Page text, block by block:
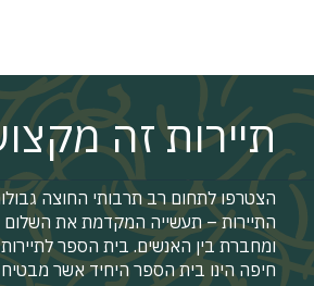
תיירות זה
הצטרפו לתחום רב תרבותי החוצה
התיירות – תעשייה המקדמת את השלום
ומחברת בין האנשים. בית הספר לתיירות
חיפה הינו בית הספר היחיד אשר מבטיח